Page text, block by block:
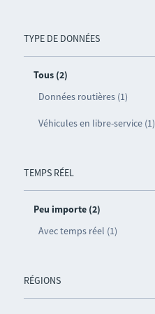
TYPE DE DONNÉES
Tous (2)
Données routières (1)
Véhicules en libre-service (1)
TEMPS RÉEL
Peu importe (2)
Avec temps réel (1)
RÉGIONS